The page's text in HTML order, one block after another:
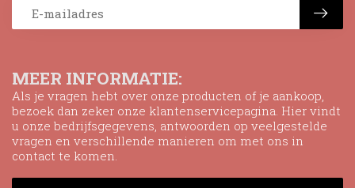
MEER INFORMATIE:
Als je vragen hebt over onze producten of je aankoop,
bezoek dan zeker onze klantenservicepagina. Hier vindt
u onze bedrijfsgegevens, antwoorden op veelgestelde
vragen en verschillende manieren om met ons in
contact te komen.